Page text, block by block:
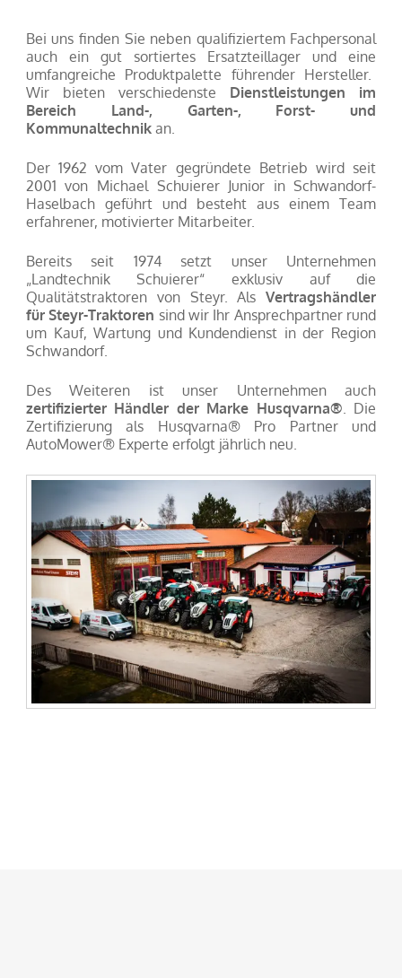
Bei uns finden Sie neben qualifiziertem Fachpersonal
auch ein gut sortiertes Ersatzteillager und eine
umfangreiche Produktpalette führender Hersteller.
Wir bieten verschiedenste Dienstleistungen im
Bereich Land-, Garten-, Forst- und
Kommunaltechnikan.
Der 1962 vom Vater gegründete Betrieb wird seit
2001 von Michael Schuierer Junior in Schwandorf-
Haselbach geführt und besteht aus einem Team
erfahrener, motivierter Mitarbeiter.
Bereits seit 1974 setzt unser Unternehmen
„Landtechnik Schuierer“ exklusiv auf die
Qualitätstraktoren von Steyr.
AlsVertragshändler
für Steyr-Traktoren sind wir Ihr Ansprechpartner rund
um Kauf, Wartung und Kundendienst in der Region
Schwandorf.
Des Weiteren ist unser Unternehmen auch
zertifizierter Händler der Marke Husqvarna® . Die
Zertifizierung als Husqvarna® Pro Partner und
AutoMower® Experte erfolgt jährlich neu.